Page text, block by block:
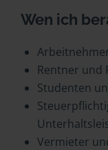
Wen ich
Rentner und
Studenten
Vermieter